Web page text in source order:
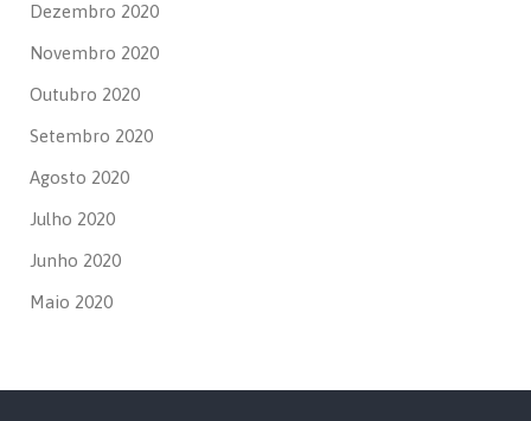
Dezembro 2020
Novembro 2020
Outubro 2020
Setembro 2020
Agosto 2020
Julho 2020
Junho 2020
Maio 2020